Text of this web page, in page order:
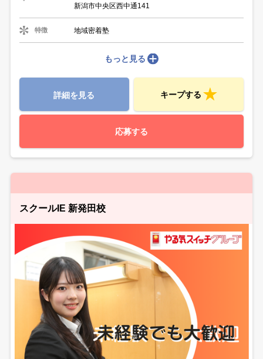
新潟市中央区西中通141
特徴 地域密着塾
もっと見る
詳細を見る キープする
応募する
スクールIE 新発田校